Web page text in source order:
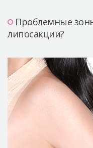
Проблемные
липосакции?